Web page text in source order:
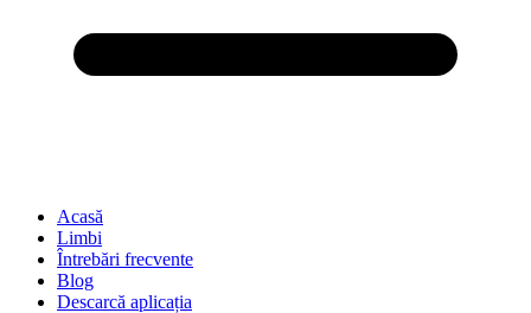
Acasă
Limbi
Întrebări frecvente
Blog
Descarcă aplicația